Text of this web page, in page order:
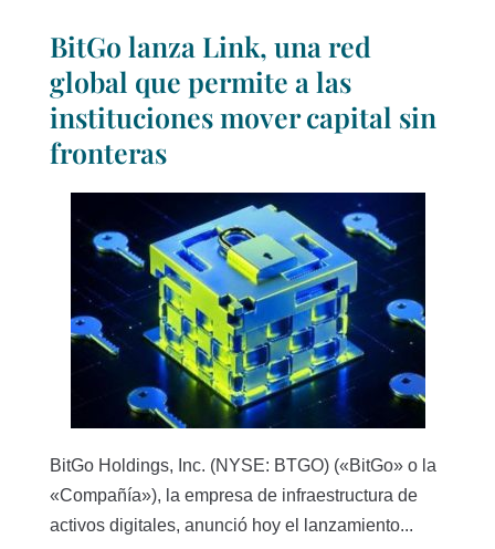
BitGo lanza Link, una red
global que permite a las
instituciones mover capital sin
fronteras
BitGo Holdings, Inc. (NYSE: BTGO) («BitGo» o la
«Compañía»), la empresa de infraestructura de
activos digitales, anunció hoy el lanzamiento...